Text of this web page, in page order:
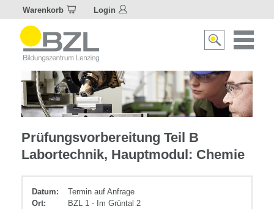
Warenkorb Login
Suche
Chemie
Prüfungsvorbereitung Teil B
Labortechnik, Hauptmodul: Chemie
Datum:
Termin auf Anfrage
Ort:
BZL 1 - Im Grüntal 2